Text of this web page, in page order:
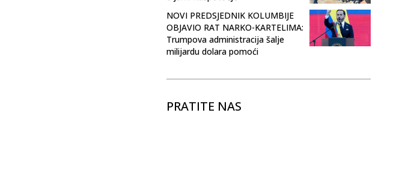
NOVI PREDSJEDNIK KOLUMBIJE
OBJAVIO RAT NARKO-KARTELIMA:
Trumpova administracija šalje
milijardu dolara pomoći
PRATITE NAS